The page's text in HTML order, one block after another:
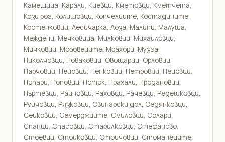
Камещица, Карали, Киевци, Кметовци, Кметчета,
Кози рог, Колишовци, Копчелиите, Костадините,
Костенковци, Лесичарка, Лоза, Малини, Малуша,
Междени, Мечковица, Милковци, Михайловци,
Мичковци, Моровеците, Мрахори, Музга,
Николчовци, Новаковци, Овощарци, Орловци,
Парчовци, Пейовци, Пенковци, Петровци, Пецовци,
Попари, Поповци, Поток, Прахали, Продановци,
Пъртевци, Райновци, Раховци, Рачевци, Редешковци,
Руйчовци, Рязковци, Свинарски дол, Седянковци,
Сейковци, Семерджиите, Смиловци, Солари,
Спанци, Спасовци, Старилковци, Стефаново,
Стоевци, Стойковци, Стойчовци, Стоманеците,